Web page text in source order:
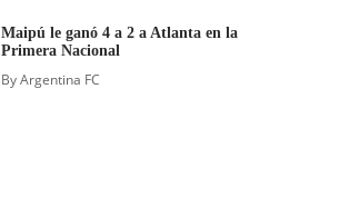
Maipú le ganó 4 a 2 a Atlanta en la
Primera Nacional
ByArgentina FC